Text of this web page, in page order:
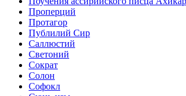
Проперций
Протагор
Публилий Сир
Саллюстий
Светоний
Сократ
Солон
Софокл